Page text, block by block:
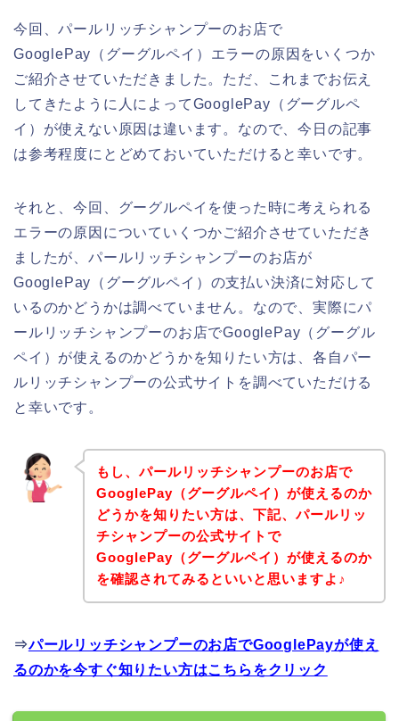
今回、パールリッチシャンプーのお店で
GooglePay（グーグルペイ）エラーの原因をいくつか
ご紹介させていただきました。ただ、これまでお伝え
してきたように人によってGooglePay（グーグルペ
イ）が使えない原因は違います。なので、今日の記事
は参考程度にとどめておいていただけると幸いです。
それと、今回、グーグルペイを使った時に考えられる
エラーの原因についていくつかご紹介させていただき
ましたが、パールリッチシャンプーのお店が
GooglePay（グーグルペイ）の支払い決済に対応して
いるのかどうかは調べていません。なので、実際にパ
ールリッチシャンプーのお店でGooglePay（グーグル
ペイ）が使えるのかどうかを知りたい方は、各自パー
ルリッチシャンプーの公式サイトを調べていただける
と幸いです。
もし、パールリッチシャンプーのお店で
GooglePay（グーグルペイ）が使えるのか
どうかを知りたい方は、下記、パールリッ
チシャンプーの公式サイトで
GooglePay（グーグルペイ）が使えるのか
を確認されてみるといいと思いますよ♪
⇒パールリッチシャンプーのお店でGooglePayが使え
るのかを今すぐ知りたい方はこちらをクリック